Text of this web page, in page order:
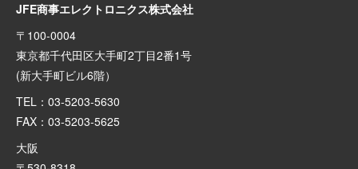
JFE商事エレクトロニクス株式会社
〒100-0004
東京都千代田区大手町2丁目2番1号
(新大手町ビル6階）
TEL：03-5203-5630
FAX：03-5203-5625
大阪